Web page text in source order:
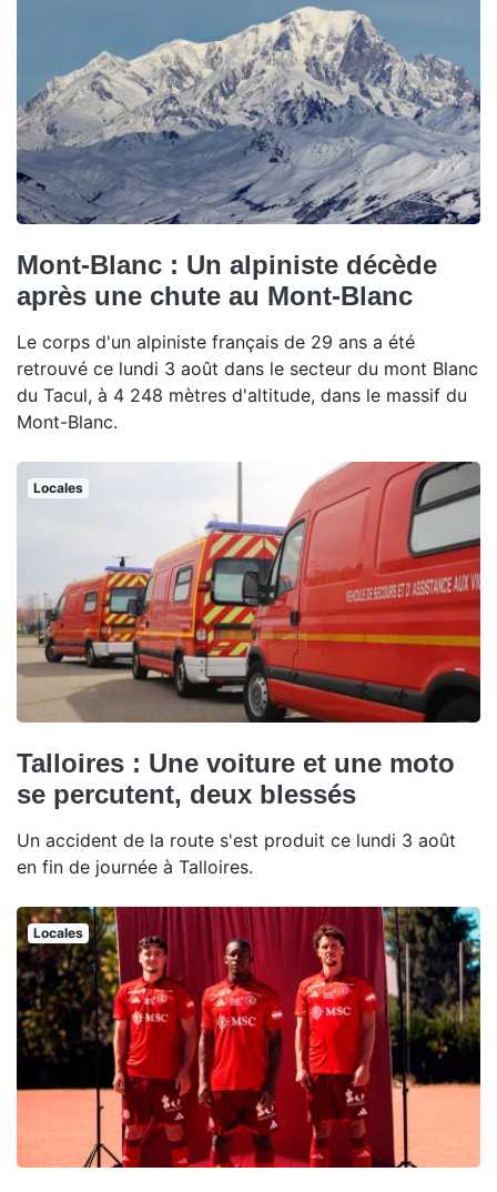
Mont-Blanc : Un alpiniste décède
après une chute au Mont-Blanc
Le corps d'un alpiniste français de 29 ans a été
retrouvé ce lundi 3 août dans le secteur du mont Blanc
du Tacul, à 4 248 mètres d'altitude, dans le massif du
Mont-Blanc.
Locales
Talloires : Une voiture et une moto
se percutent, deux blessés
Un accident de la route s'est produit ce lundi 3 août
en fin de journée à Talloires.
Locales